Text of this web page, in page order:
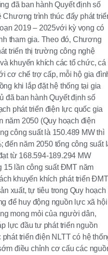
đã ban hành Quyết định số
trình thúc đẩy phát
2019 – 2025với kỳ vọng có
tham gia. Theo đó, Chương
triển thị trường công nghệ
khuyến khích các tổ chức, cá
cơ chế trợ cấp, mỗi hộ gia
khi lắp đặt hệ thống tại gia
đã ban hành Quyết định số
phát triển điện lực quốc gia
năm 2050 (Quy hoạch điện
công suất là 150.489 MW thì
đến năm 2050 tổng công suất
từ 168.594-189.294 MW
15 lần công suất ĐMT năm
khuyến khích phát triển ĐMT
xuất, tự tiêu trong Quy hoạch
để huy động nguồn lực xã hội
mong mỏi của người dân,
lực đầu tư phát triển nguồn
triển điện NLTT có hệ
điều chỉnh cơ cấu các